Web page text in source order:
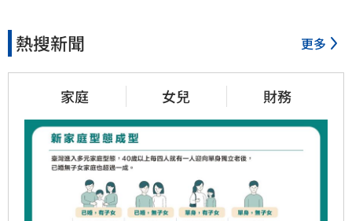
熱搜新聞 更多
家庭 女兒 財務